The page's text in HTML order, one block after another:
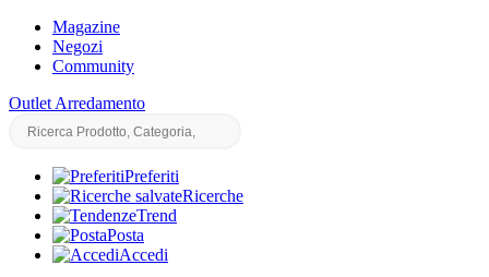
Magazine
Negozi
Community
Outlet Arredamento
Preferiti
Ricerche
Trend
Posta
Accedi